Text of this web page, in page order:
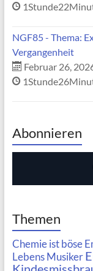
NGF85 - Thema:
Vergangenheit
Februar 26,
Abonnieren
Themen
Chemie ist böse
Lebens Musiker